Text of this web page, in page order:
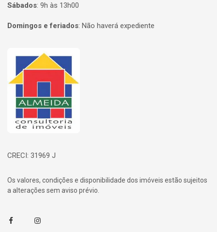
Sábados: 9h às 13h00
Domingos e feriados: Não haverá expediente
Página inicial
CRECI: 31969 J
Os valores, condições e disponibilidade dos imóveis estão sujeitos
a alterações sem aviso prévio.
FacebookInstagram